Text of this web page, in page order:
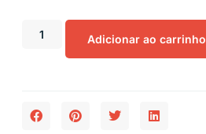
Adicionar ao carrinho